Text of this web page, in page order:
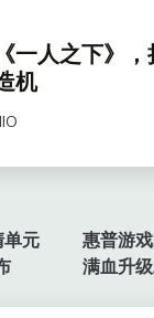
一人之下》
机
元
惠普游
满血升